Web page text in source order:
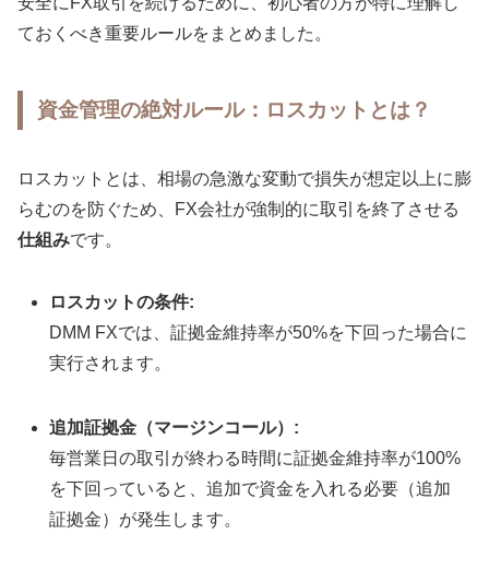
ておくべき重要ルールをまとめました。
資金管理の絶対ルール：ロスカットとは？
ロスカットとは、相場の急激な変動で損失が想定以上に膨
らむのを防ぐため、FX会社が強制的に取引を終了させる
仕組みです。
ロスカットの条件:
DMM FXでは、証拠金維持率が50%を下回った場合に
実行されます。
追加証拠金（マージンコール）:
毎営業日の取引が終わる時間に証拠金維持率が100%
を下回っていると、追加で資金を入れる必要（追加
証拠金）が発生します。